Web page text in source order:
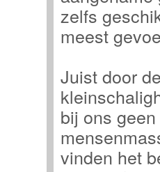
zelfs
meest
Juist door
bij ons
vinden het